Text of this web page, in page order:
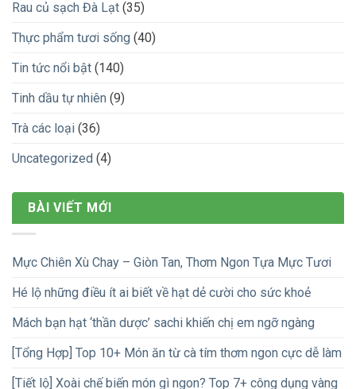
Rau củ sạch Đà Lạt (35)
Thực phẩm tươi sống (40)
Tin tức nổi bật (140)
Tinh dầu tự nhiên (9)
Trà các loại (36)
Uncategorized (4)
BÀI VIẾT MỚI
Mực Chiên Xù Chay – Giòn Tan, Thơm Ngon Tựa Mực Tươi
Hé lộ những điều ít ai biết về hạt dẻ cười cho sức khoẻ
Mách bạn hạt ‘thần dược’ sachi khiến chị em ngỡ ngàng
[Tổng Hợp] Top 10+ Món ăn từ cà tím thơm ngon cực dễ làm
[Tiết lộ] Xoài chế biến món gì ngon? Top 7+ công dụng vàng